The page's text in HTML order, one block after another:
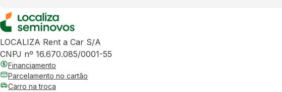
LOCALIZA Rent a Car S/A
CNPJ nº 16.670.085/0001-55
Financiamento
Parcelamento no cartão
Carro na troca